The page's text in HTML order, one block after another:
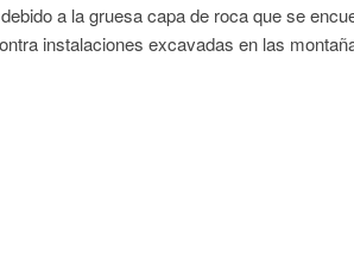
a la gruesa capa de roca que se
instalaciones excavadas en las